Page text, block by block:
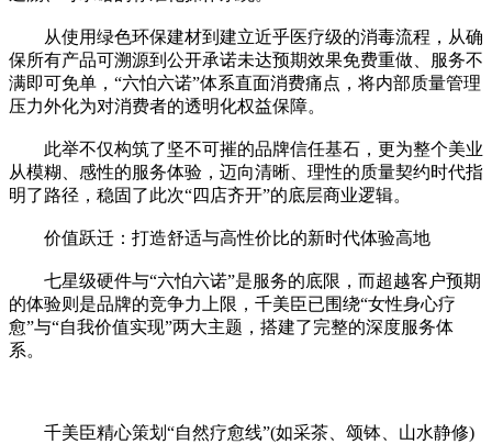
从使用绿色环保建材到建立近乎医疗级的消毒流程，从确
保所有产品可溯源到公开承诺未达预期效果免费重做、服务不
满即可免单，“六怕六诺”体系直面消费痛点，将内部质量管理
压力外化为对消费者的透明化权益保障。
此举不仅构筑了坚不可摧的品牌信任基石，更为整个美业
从模糊、感性的服务体验，迈向清晰、理性的质量契约时代指
明了路径，稳固了此次“四店齐开”的底层商业逻辑。
价值跃迁：打造舒适与高性价比的新时代体验高地
七星级硬件与“六怕六诺”是服务的底限，而超越客户预期
的体验则是品牌的竞争力上限，千美臣已围绕“女性身心疗
愈”与“自我价值实现”两大主题，搭建了完整的深度服务体
系。
千美臣精心策划“自然疗愈线”(如采茶、颂钵、山水静修)